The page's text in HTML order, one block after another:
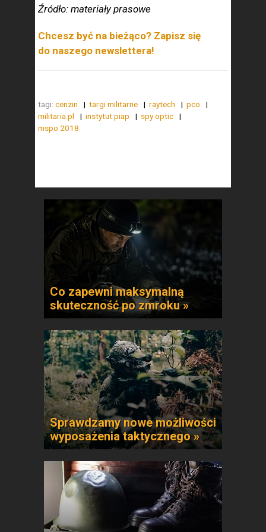
Źródło: materiały prasowe
Chcesz być na bieżąco? Zapisz się
do naszego newslettera!
tagi: cenzin targi militarne raytech
pco
militaria.pl
instytut piap
spy optic
mspo 2018
Co zapewni maksymalną
skuteczność po zmroku »
Sprawdzamy nowe możliwości
wyposażenia taktycznego »